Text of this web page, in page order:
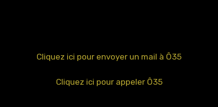
Cliquez ici pour envoyer un mail à Ô35
Cliquez ici pour appeler Ô35